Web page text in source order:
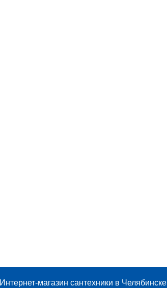
Интернет-магазин сантехники в Челябинске